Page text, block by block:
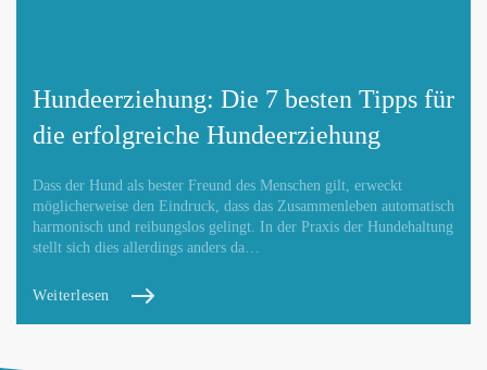
Hundeerziehung: Die 7 besten Tipps für
die erfolgreiche Hundeerziehung
Dass der Hund als bester Freund des Menschen gilt, erweckt
möglicherweise den Eindruck, dass das Zusammenleben automatisch
harmonisch und reibungslos gelingt. In der Praxis der Hundehaltung
stellt sich dies allerdings anders da…
Weiterlesen